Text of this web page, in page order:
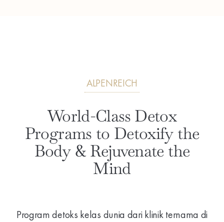
ALPENREICH
World-Class Detox
Programs to Detoxify the
Body & Rejuvenate the
Mind
Program detoks kelas dunia dari klinik ternama di